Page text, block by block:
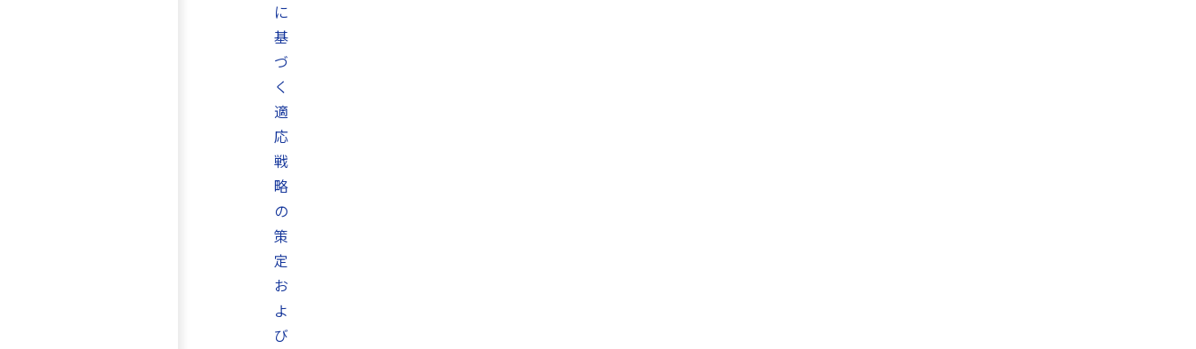
に
基
づ
く
適
応
戦
略
の
策
定
お
よ
び